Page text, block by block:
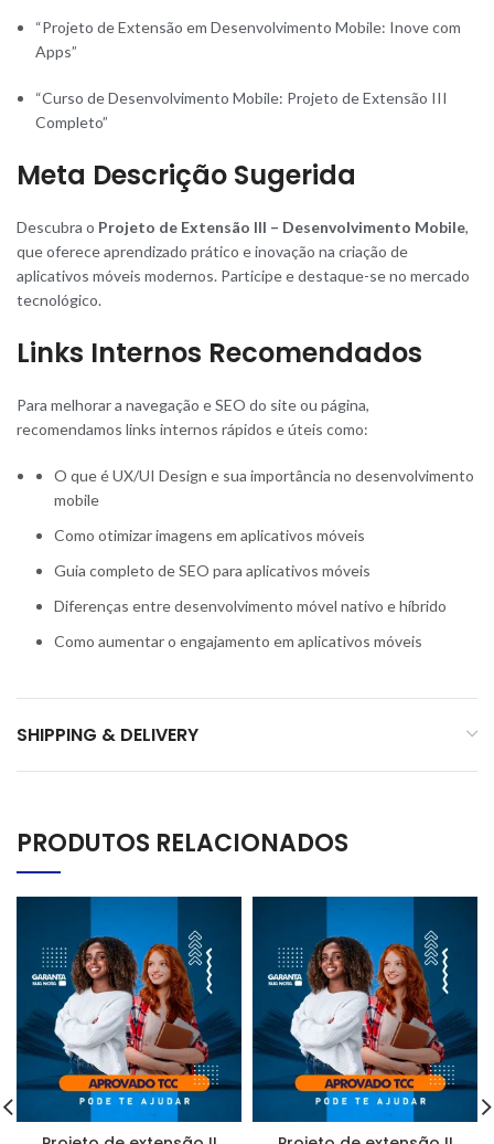
“Projeto de Extensão em Desenvolvimento Mobile: Inove com
Apps”
“Curso de Desenvolvimento Mobile: Projeto de Extensão III
Completo”
Meta Descrição Sugerida
Descubra o Projeto de Extensão III – Desenvolvimento Mobile,
que oferece aprendizado prático e inovação na criação de
aplicativos móveis modernos. Participe e destaque-se no mercado
tecnológico.
Links Internos Recomendados
Para melhorar a navegação e SEO do site ou página,
recomendamos links internos rápidos e úteis como:
O que é UX/UI Design e sua importância no desenvolvimento
mobile
Como otimizar imagens em aplicativos móveis
Guia completo de SEO para aplicativos móveis
Diferenças entre desenvolvimento móvel nativo e híbrido
Como aumentar o engajamento em aplicativos móveis
SHIPPING & DELIVERY
PRODUTOS RELACIONADOS